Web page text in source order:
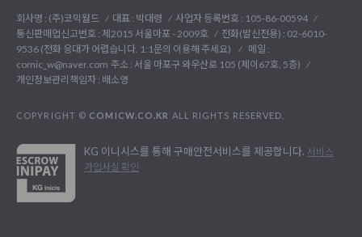
회사명 : (주)코믹월드 대표 : 박대령
사업자 등록번호 : 105-86-00594
통신판매업신고번호 : 제2015 서울마포 - 2009호
전화(발신전용) : 02-6010-
9536 (전화 응대가 어렵습니다. 1:1문의 이용해 주세요)
메일 :
comic_w@naver.com 주소 : 서울 마포구 와우산로 105 (제이67호, 5층)
개인정보관리책임자 : 배소영
COPYRIGHT © COMICW.CO.KR ALL RIGHTS RESERVED.
KG 이니시스를 통해 구매안전서비스를 제공합니다. 서비스
가입사실 확인